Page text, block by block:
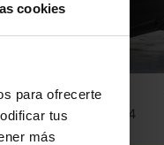
cookies
para ofrecerte
tus
más
Dynamic Concept 84
| 84CV | Manual